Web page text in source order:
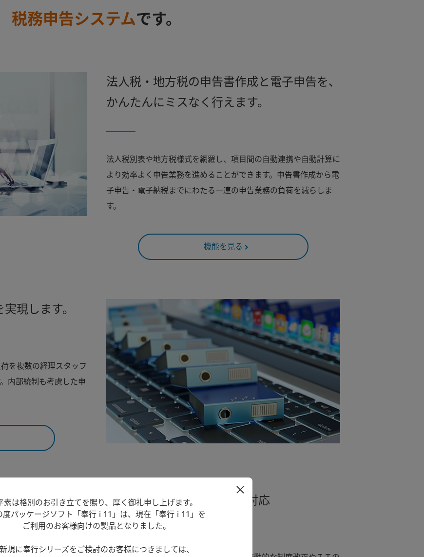
税務申告システムです。
法人税・地方税の申告書作成と電子申告を、
かんたんにミスなく行えます。
法人税別表や地方税様式を網羅し、項目間の自動連携や自動計算に
より効率よく申告業務を進めることができます。申告書作成から電
子申告・電子納税までにわたる一連の申告業務の負荷を減らしま
す。
機能を見る
現します。
を複数の経理スタッフ
内部統制も考慮した申
将来にわたる変化に確実に対応
素は格別のお引き立てを賜り、厚く御礼申し上げます。
度パッケージソフト「奉行 i 11」は、現在「奉行 i 11」を
ご利用のお客様向けの製品となりました。
新規に奉行シリーズをご検討のお客様につきましては、